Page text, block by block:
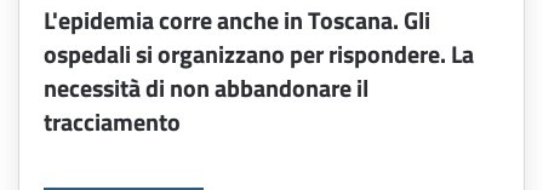
L'epidemia corre anche in Toscana. Gli
ospedali si organizzano per rispondere. La
necessità di non abbandonare il
tracciamento